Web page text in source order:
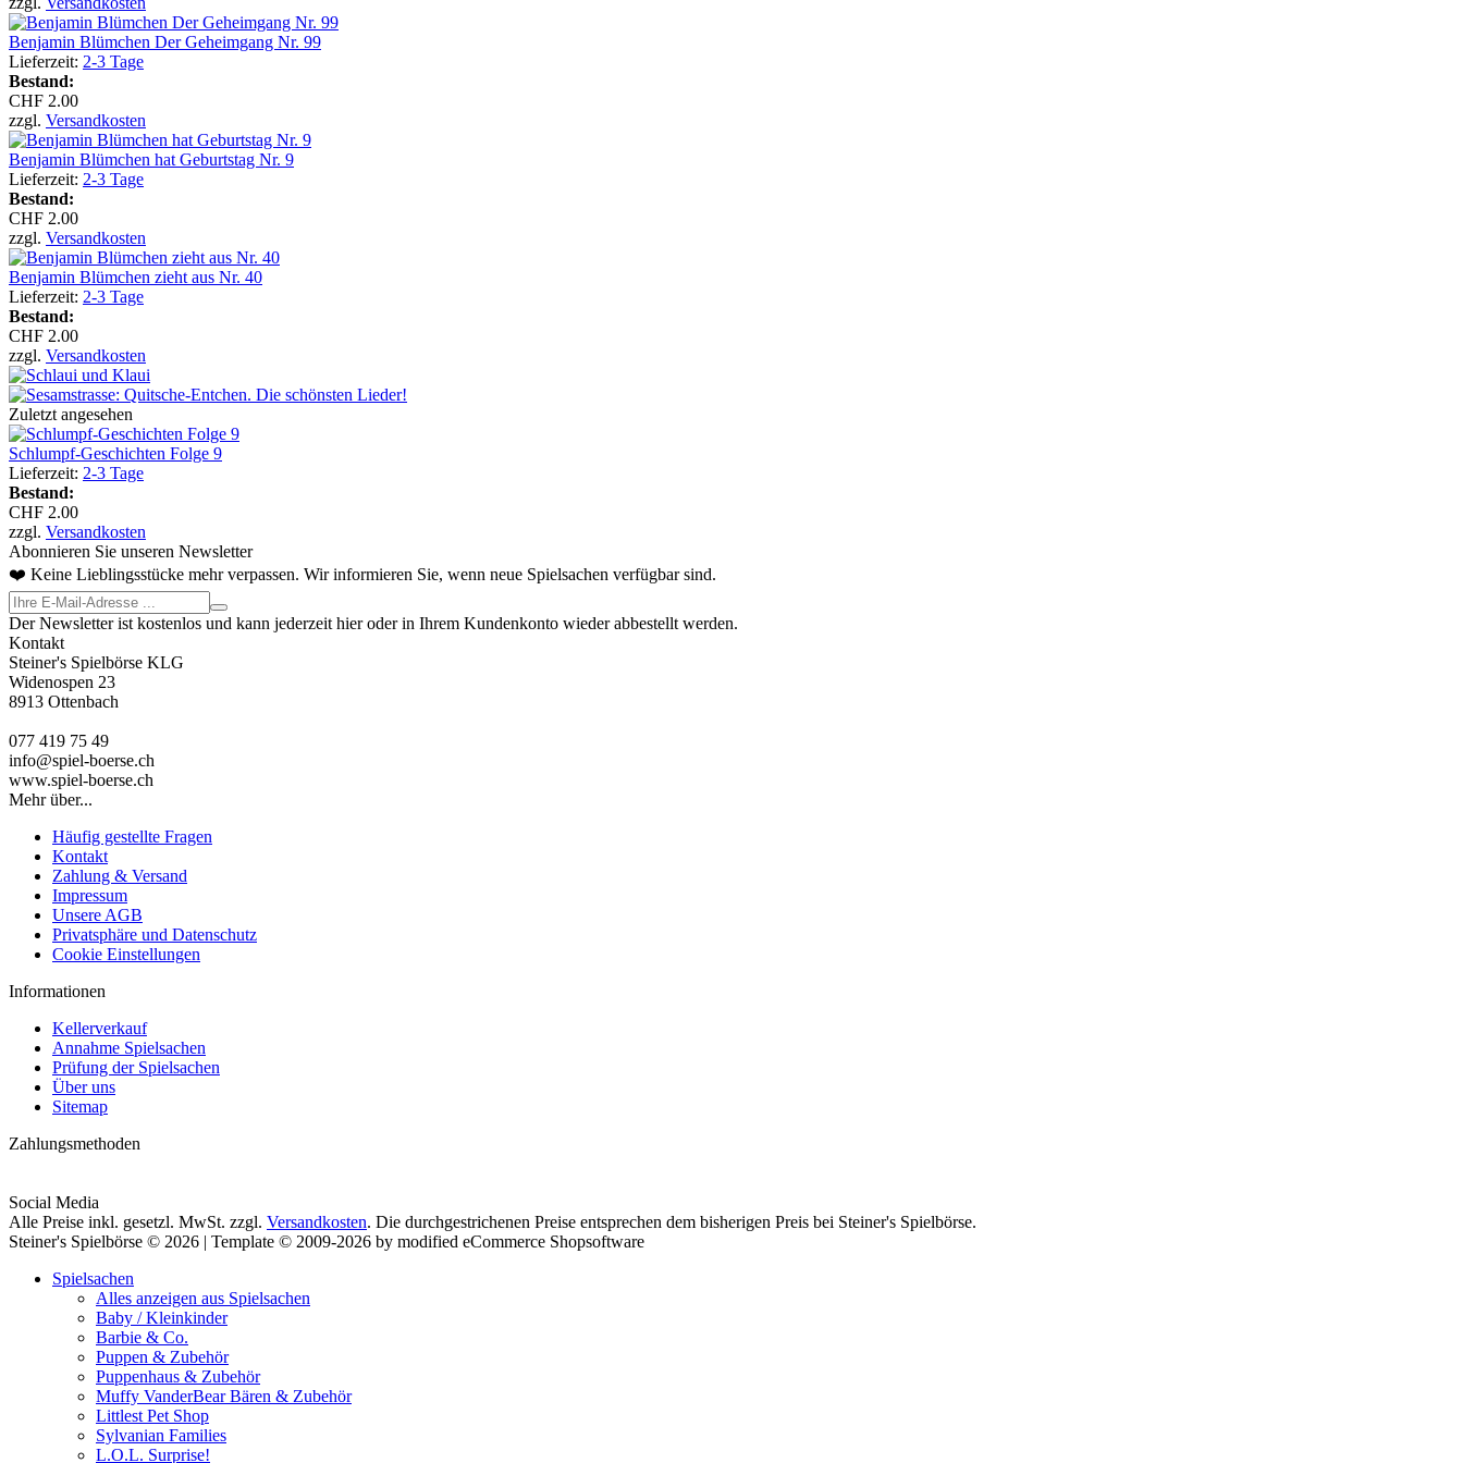
Benjamin Blümchen Der Geheimgang Nr. 99
Lieferzeit: 2-3 Tage
Bestand:
CHF 2.00
zzgl. Versandkosten
Benjamin Blümchen hat Geburtstag Nr. 9
Lieferzeit: 2-3 Tage
Bestand:
CHF 2.00
zzgl. Versandkosten
Benjamin Blümchen zieht aus Nr. 40
Lieferzeit: 2-3 Tage
Bestand:
CHF 2.00
zzgl. Versandkosten
Zuletzt angesehen
Schlumpf-Geschichten Folge 9
Lieferzeit: 2-3 Tage
Bestand:
CHF 2.00
zzgl. Versandkosten
Abonnieren Sie unseren Newsletter
❤️ Keine Lieblingsstücke mehr verpassen. Wir informieren Sie, wenn neue Spielsachen verfügbar sind.
Der Newsletter ist kostenlos und kann jederzeit hier oder in Ihrem Kundenkonto wieder abbestellt werden.
Kontakt
Steiner's Spielbörse KLG
Widenospen 23
8913 Ottenbach
077 419 75 49
info@spiel-boerse.ch
www.spiel-boerse.ch
Mehr über...
Häufig gestellte Fragen
Kontakt
Zahlung & Versand
Impressum
Unsere AGB
Privatsphäre und Datenschutz
Cookie Einstellungen
Informationen
Kellerverkauf
Annahme Spielsachen
Prüfung der Spielsachen
Über uns
Sitemap
Zahlungsmethoden
Social Media
Alle Preise inkl. gesetzl. MwSt. zzgl. Versandkosten. Die durchgestrichenen Preise entsprechen dem bisherigen Preis bei Steiner's Spielbörse.
Steiner's Spielbörse © 2026 | Template © 2009-2026 by modified eCommerce Shopsoftware
Spielsachen
Alles anzeigen aus Spielsachen
Baby / Kleinkinder
Barbie & Co.
Puppen & Zubehör
Puppenhaus & Zubehör
Muffy VanderBear Bären & Zubehör
Littlest Pet Shop
Sylvanian Families
L.O.L. Surprise!